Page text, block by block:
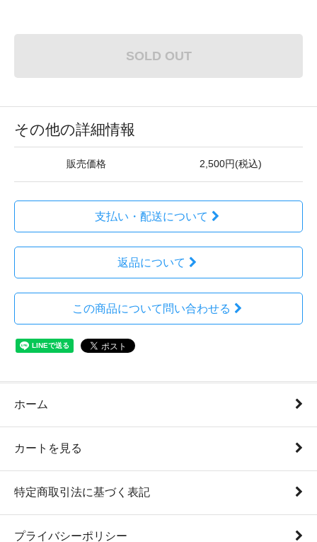
SOLD OUT
その他の詳細情報
販売価格 2,500円(税込)
支払い・配送について
返品について
この商品について問い合わせる
ホーム
カートを見る
特定商取引法に基づく表記
プライバシーポリシー